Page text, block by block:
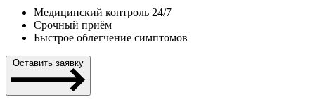
Медицинский контроль 24/7
Срочный приём
Быстрое облегчение симптомов
Оставить заявку